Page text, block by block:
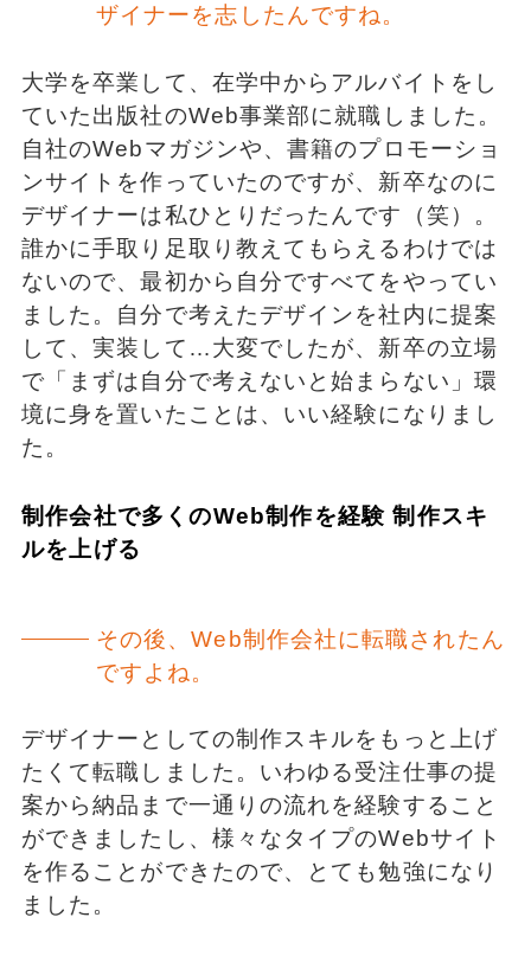
ザイナーを志したんですね。
大学を卒業して、在学中からアルバイトをし
ていた出版社のWeb事業部に就職しました。
自社のWebマガジンや、書籍のプロモーショ
ンサイトを作っていたのですが、新卒なのに
デザイナーは私ひとりだったんです（笑）。
誰かに手取り足取り教えてもらえるわけでは
ないので、最初から自分ですべてをやってい
ました。自分で考えたデザインを社内に提案
して、実装して…大変でしたが、新卒の立場
で「まずは自分で考えないと始まらない」環
境に身を置いたことは、いい経験になりまし
た。
制作会社で多くのWeb制作を経験 制作スキ
ルを上げる
その後、Web制作会社に転職されたん
ですよね。
デザイナーとしての制作スキルをもっと上げ
たくて転職しました。いわゆる受注仕事の提
案から納品まで一通りの流れを経験すること
ができましたし、様々なタイプのWebサイト
を作ることができたので、とても勉強になり
ました。